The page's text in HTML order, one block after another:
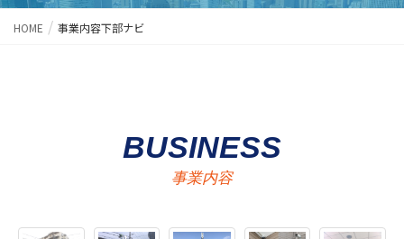
HOME 事業内容下部ナビ
BUSINESS
事業内容